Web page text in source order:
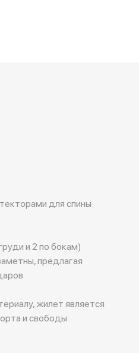
для спины
и 2 по бокам)
предлагая
жилет является
и свободы